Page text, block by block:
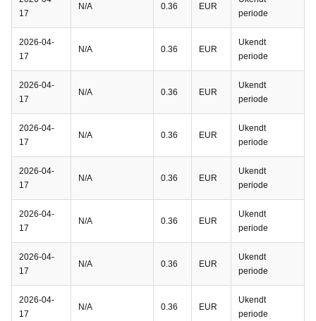
17
N/A 0.36 EUR
periode
2026-04-
17
N/A 0.36 EUR
Ukendt
periode
2026-04-
17
N/A 0.36 EUR
Ukendt
periode
2026-04-
17
N/A 0.36 EUR
Ukendt
periode
2026-04-
17
N/A 0.36 EUR
Ukendt
periode
2026-04-
17
N/A 0.36 EUR
Ukendt
periode
2026-04-
17
N/A 0.36 EUR
Ukendt
periode
2026-04-
17
N/A 0.36 EUR
Ukendt
periode